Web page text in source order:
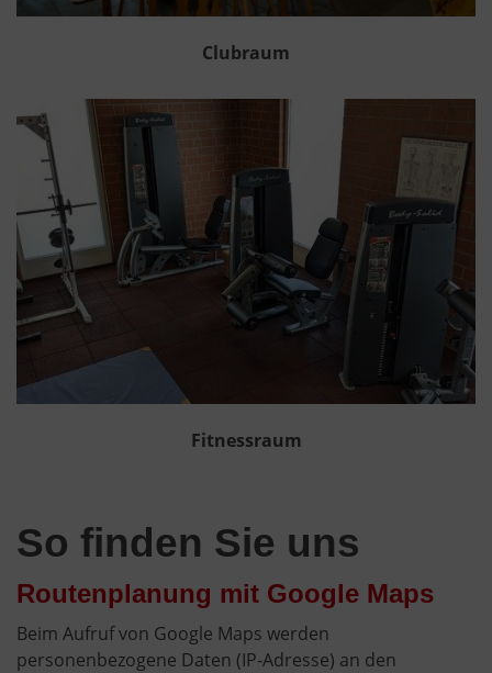
Clubraum
Fitnessraum
So finden Sie uns
Routenplanung mit Google Maps
Beim Aufruf von Google Maps werden
personenbezogene Daten (IP-Adresse) an den